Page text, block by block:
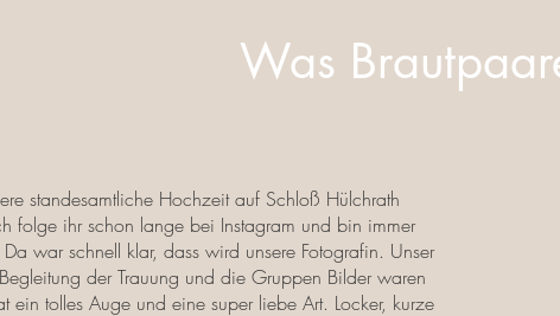
Was
standesamtliche Hochzeit auf Schloß Hülchrath
folge ihr schon lange bei Instagram und bin immer
war schnell klar, dass wird unsere Fotografin. Unser
der Trauung und die Gruppen Bilder waren
ein tolles Auge und eine super liebe Art. Locker, kurze